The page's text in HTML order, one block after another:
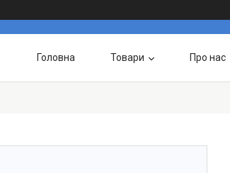
Головна Товари Про нас